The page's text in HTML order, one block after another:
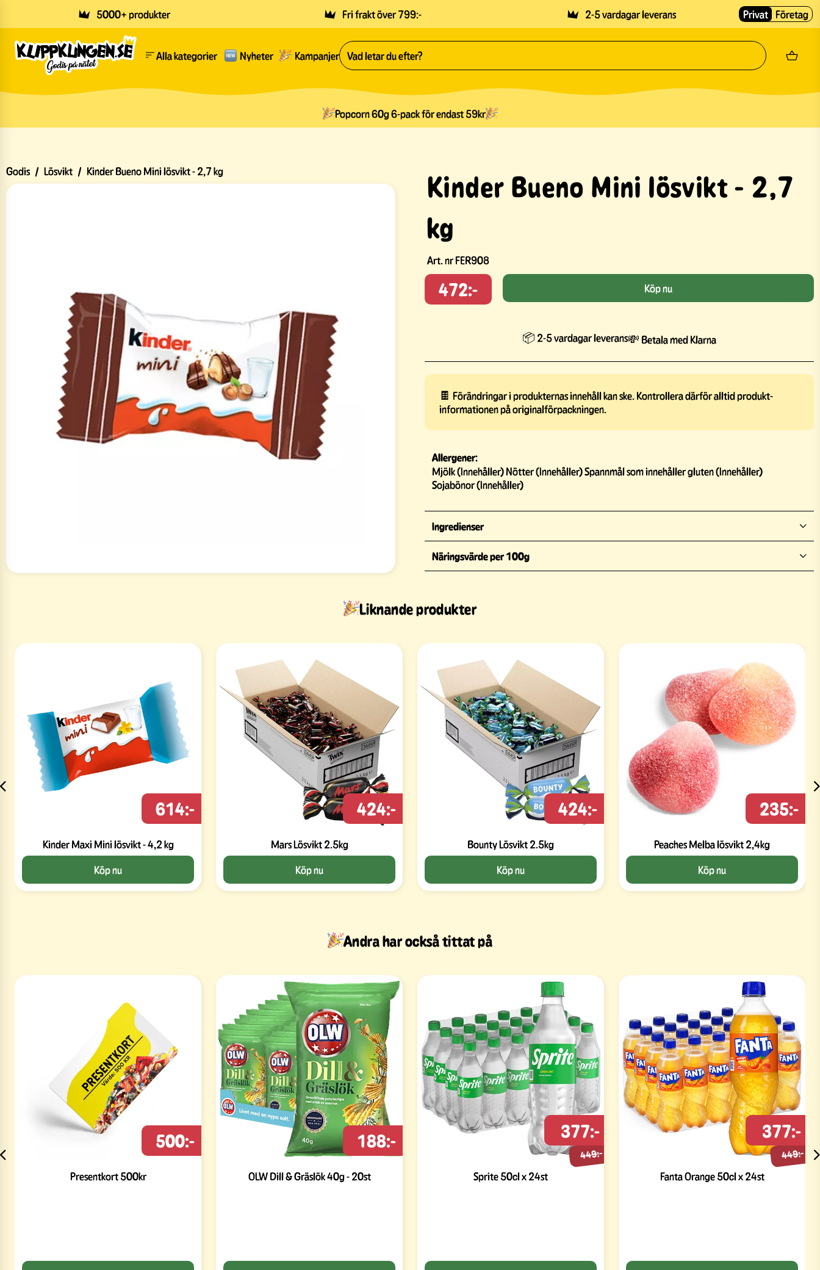
5000+ produkter Fri frakt över 799:- 2-5 vardagar leverans Privat Företag
Alla kategorier Nyheter Kampanjer
Popcorn 60g 6-pack för endast 59kr
Godis / Lösvikt / Kinder Bueno Mini lösvikt - 2,7 kg
Kinder Bueno Mini lösvikt - 2,7
kg
Art. nrFER908
472:- Köp nu
📦 2-5 vardagar leverans💸 Betala med Klarna
🍫 Förändringar i produkternas innehåll kan ske. Kontrollera därför alltid produkt-
informationen på originalförpackningen.
Allergener:
Mjölk (Innehåller) Nötter (Innehåller) Spannmål som innehåller gluten (Innehåller)
Sojabönor (Innehåller)
Ingredienser
Näringsvärde per 100g
Liknande produkter
Kinder Maxi Mini lösvikt - 4,2 kg
614:-
Köp nu
Mars Lösvikt 2.5kg
424:-
Köp nu
Bounty Lösvikt 2.5kg
424:-
Köp nu
Peaches Melba lösvikt 2,4kg
235:-
Köp nu
Andra har också tittat på
Presentkort 500kr
500:-
OLW Dill & Gräslök 40g - 20st
188:-
Sprite 50cl x 24st
449:-
377:-
Fanta Orange 50cl x 24st
449:-
377:-